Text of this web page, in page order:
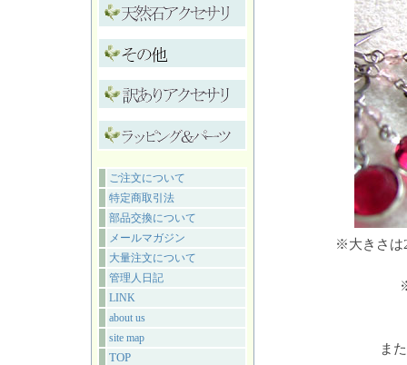
ご注文について
特定商取引法
部品交換について
メールマガジン
大量注文について
管理人日記
LINK
about us
site map
TOP
※大きさは
ま